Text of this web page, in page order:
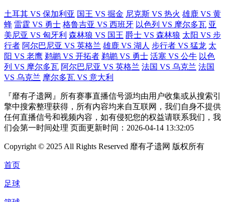
土耳其 VS 保加利亚 国王 VS 掘金 尼克斯 VS 热火 雄鹿 VS 黄
蜂 雷霆 VS 勇士 格鲁吉亚 VS 西班牙 以色列 VS 摩尔多瓦 亚
美尼亚 VS 匈牙利 森林狼 VS 国王 爵士 VS 森林狼 太阳 VS 步
行者 阿尔巴尼亚 VS 英格兰 雄鹿 VS 湖人 步行者 VS 猛龙 太
阳 VS 老鹰 鹈鹕 VS 开拓者 鹈鹕 VS 勇士 活塞 VS 公牛 以色
列 VS 摩尔多瓦 阿尔巴尼亚 VS 英格兰 法国 VS 乌克兰 法国
VS 乌克兰 摩尔多瓦 VS 意大利
『靡有孑遗网』所有赛事直播信号源均由用户收集或从搜索引
擎中搜索整理获得，所有内容均来自互联网，我们自身不提供
任何直播信号和视频内容，如有侵犯您的权益请联系我们，我
们会第一时间处理 页面更新时间：2026-04-14 13:32:05
Copyright © 2025 All Rights Reserved 靡有孑遗网 版权所有
首页
足球